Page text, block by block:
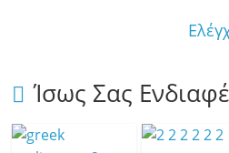
Ίσως Σας